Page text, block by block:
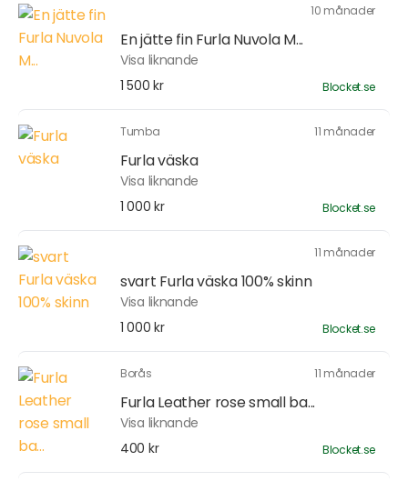
10 månader
En jätte fin Furla Nuvola M...
Visa liknande
1 500 kr
Blocket.se
Tumba 11 månader
Furla väska
Visa liknande
1 000 kr
Blocket.se
11 månader
svart Furla väska 100% skinn
Visa liknande
1 000 kr
Blocket.se
Borås 11 månader
Furla Leather rose small ba...
Visa liknande
400 kr
Blocket.se